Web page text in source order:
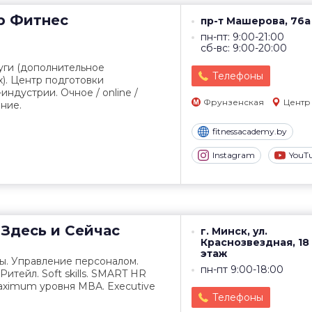
Фитнес
пр-т Машерова, 76а
пн-пт: 9:00-21:00
сб-вс: 9:00-20:00
Телефоны
Фрунзенская Центр
fitnessacademy.by
Instagram
(дополнительное
Центр подготовки
Очное / online /
и Сейчас
г. Минск, ул.
Краснозвездная, 18
этаж
пн-пт 9:00-18:00
Телефоны
Управление персоналом.
Soft skills. SMART HR
уровня МВА. Executive